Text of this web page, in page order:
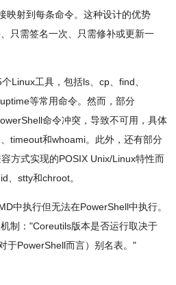
映射到每条命令。这种设计的优势
只需签名一次、只需修补或更新一
Linux工具，包括ls、cp、find、
等常用命令。然而，部分
命令冲突，导致不可用，具体
timeout和whoami。此外，还有部分
方式实现的POSIX Unix/Linux特性而
、stty和chroot。
中执行但无法在PowerShell中执行。
制："Coreutils版本是否运行取决于
于PowerShell而言）别名表。"